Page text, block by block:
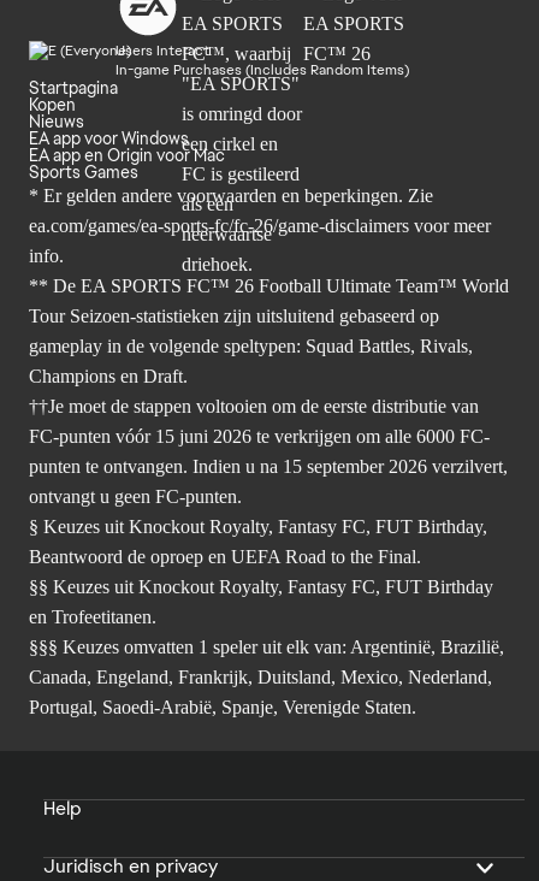
Users Interact
In-game Purchases (Includes Random Items)
Startpagina
Kopen
Nieuws
EA app voor Windows
EA app en Origin voor Mac
Sports Games
* Er gelden andere voorwaarden en beperkingen. Zie
ea.com/games/ea-sports-fc/fc-26/game-disclaimers voor meer
info.
** De EA SPORTS FC™ 26 Football Ultimate Team™ World
Tour Seizoen-statistieken zijn uitsluitend gebaseerd op
gameplay in de volgende speltypen: Squad Battles, Rivals,
Champions en Draft.
††Je moet de stappen voltooien om de eerste distributie van
FC-punten vóór 15 juni 2026 te verkrijgen om alle 6000 FC-
punten te ontvangen. Indien u na 15 september 2026 verzilvert,
ontvangt u geen FC-punten.
§ Keuzes uit Knockout Royalty, Fantasy FC, FUT Birthday,
Beantwoord de oproep en UEFA Road to the Final.
§§ Keuzes uit Knockout Royalty, Fantasy FC, FUT Birthday
en Trofeetitanen.
§§§ Keuzes omvatten 1 speler uit elk van: Argentinië, Brazilië,
Canada, Engeland, Frankrijk, Duitsland, Mexico, Nederland,
Portugal, Saoedi-Arabië, Spanje, Verenigde Staten.
Help
Juridisch en privacy